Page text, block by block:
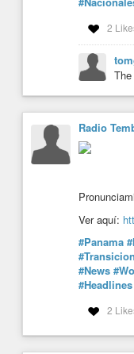
2
Radio
Ver aquí:
#Panama
#News
#Headlines
2